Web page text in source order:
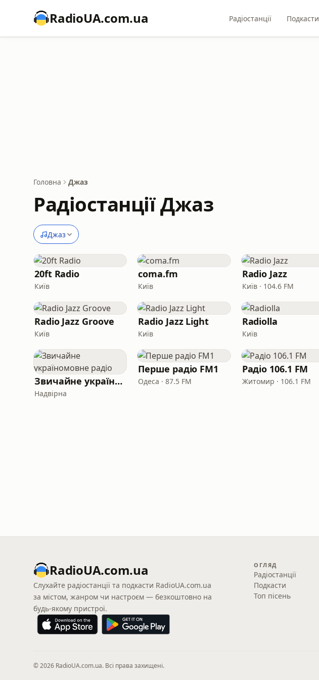
RadioUA.com.ua Радіостанції Подкасти
Головна Джаз
Радіостанції Джаз
Джаз
20ft Radio
Київ
coma.fm
Київ
Radio Jazz
Київ · 104.6 FM
Radio Jazz Groove
Київ
Radio Jazz Light
Київ
Radiolla
Київ
Звичайне україномовне радіо
Надвірна
Перше радіо FM1
Одеса · 87.5 FM
Радіо 106.1 FM
Житомир · 106.1 FM
RadioUA.com.ua
Слухайте радіостанції та подкасти RadioUA.com.ua
за містом, жанром чи настроєм — безкоштовно на
будь-якому пристрої.
ОГЛЯД
Радіостанції
Подкасти
Топ пісень
© 2026 RadioUA.com.ua. Всі права захищені.